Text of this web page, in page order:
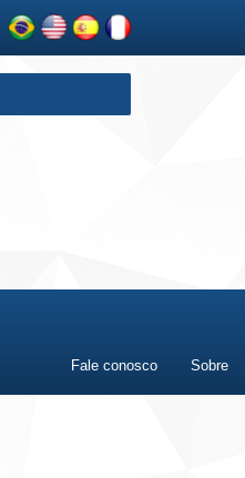
Fale conosco Sobre